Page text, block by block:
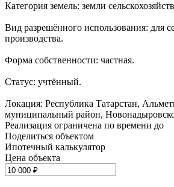
Категория земель: земли
Вид разрешённого использования: для
производства.
Форма собственности: частная.
Статус: учтённый.
Локация: Республика Татарстан,
муниципальный район,
Реализация ограничена по времени до
Поделиться объектом
Ипотечный калькулятор
Цена объекта